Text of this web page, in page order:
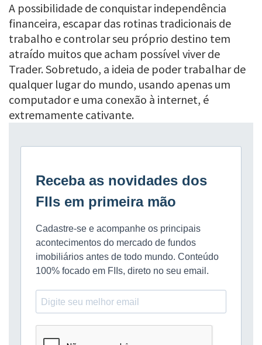
A possibilidade de conquistar independência
financeira, escapar das rotinas tradicionais de
trabalho e controlar seu próprio destino tem
atraído muitos que acham possível viver de
Trader. Sobretudo, a ideia de poder trabalhar de
qualquer lugar do mundo, usando apenas um
computador e uma conexão à internet, é
extremamente cativante.